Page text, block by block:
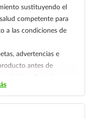
sustituyendo el
competente para
a las condiciones de
advertencias e
antes de
de inmediato si
de salud.